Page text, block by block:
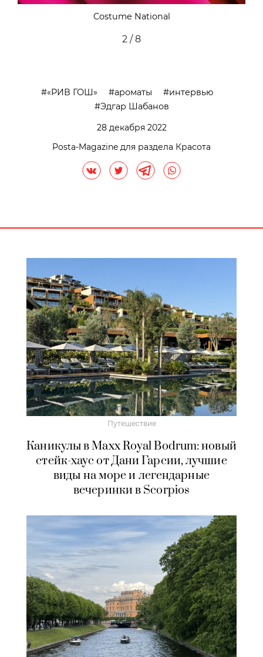
Costume National
2 / 8
«РИВ ГОШ» ароматы
интервью
Эдгар Шабанов
28 декабря 2022
Posta-Magazine для раздела Красота
Путешествие
Каникулы в Maxx Royal Bodrum: новый
стейк-хаус от Дани Гарсии, лучшие
виды на море и легендарные
вечеринки в Scorpios